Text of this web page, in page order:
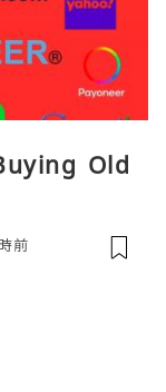
Old
前